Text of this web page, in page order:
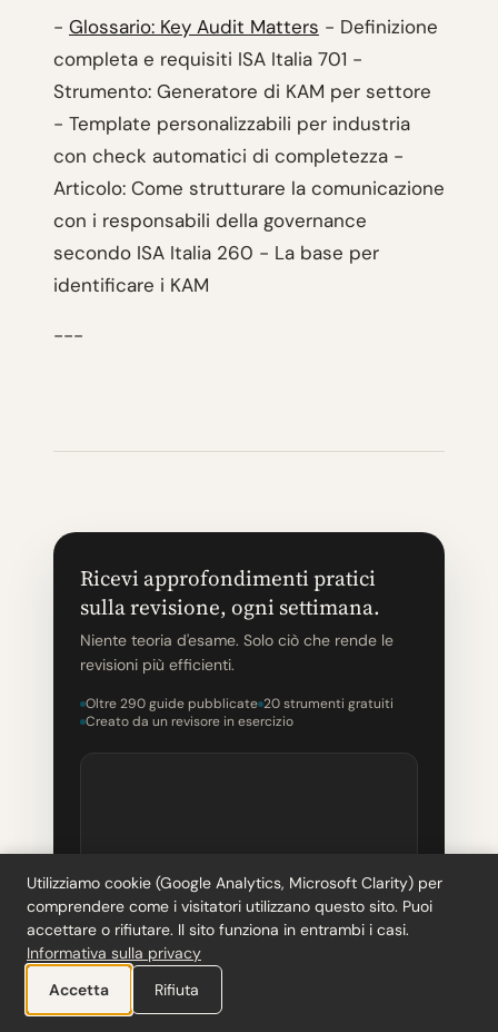
- Glossario: Key Audit Matters - Definizione
completa e requisiti ISA Italia 701 -
Strumento: Generatore di KAM per settore
- Template personalizzabili per industria
con check automatici di completezza -
Articolo: Come strutturare la comunicazione
con i responsabili della governance
secondo ISA Italia 260 - La base per
identificare i KAM
---
Ricevi approfondimenti pratici
sulla revisione, ogni settimana.
Niente teoria d'esame. Solo ciò che rende le
revisioni più efficienti.
Oltre 290 guide pubblicate 20 strumenti gratuiti
Creato da un revisore in esercizio
Ricevi il mio consiglio settimanale
Utilizziamo cookie (Google Analytics, Microsoft Clarity) per
comprendere come i visitatori utilizzano questo sito. Puoi
accettare o rifiutare. Il sito funziona in entrambi i casi.
Informativa sulla privacy
Accetta
Rifiuta